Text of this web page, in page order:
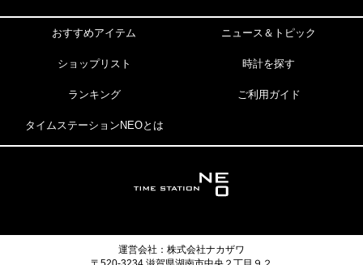
おすすめアイテム ニュース＆トピック
ショップリスト 時計を探す
ランキング ご利用ガイド
タイムステーションNEOとは
運営会社：株式会社ナカザワ